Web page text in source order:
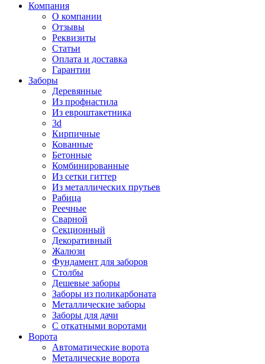
Компания
О компании
Отзывы
Реквизиты
Статьи
Оплата и доставка
Гарантии
Заборы
Деревянные
Из профнастила
Из евроштакетника
3d
Кирпичные
Кованные
Бетонные
Комбинированные
Из сетки гиттер
Из металлических прутьев
Рабица
Реечные
Сварной
Секционный
Декоративный
Жалюзи
Фундамент для заборов
Столбы
Дешевые заборы
Заборы из поликарбоната
Металлические заборы
Заборы для дачи
С откатными воротами
Ворота
Автоматические ворота
Металические ворота